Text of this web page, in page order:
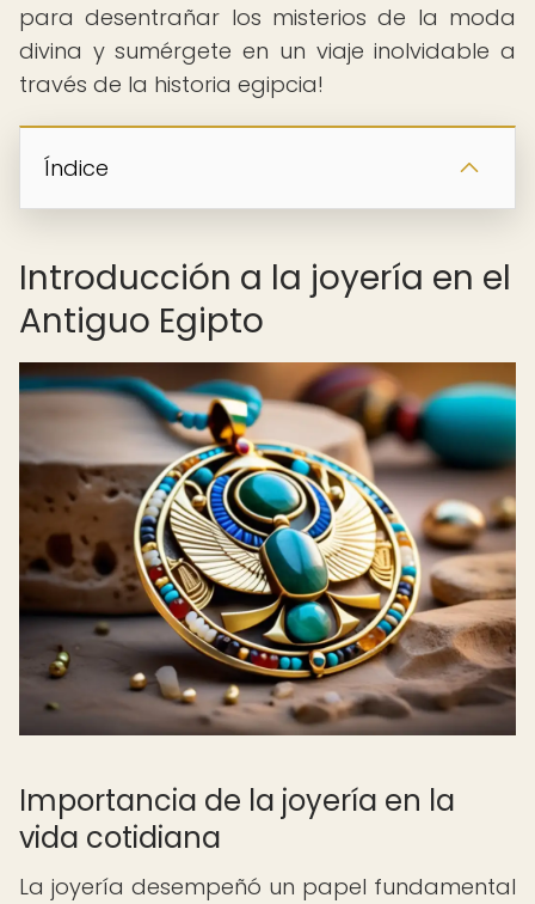
para desentrañar los misterios de la moda
divina y sumérgete en un viaje inolvidable a
través de la historia egipcia!
Índice
Introducción a la joyería en el
Antiguo Egipto
Importancia de la joyería en la
vida cotidiana
La joyería desempeñó un papel fundamental